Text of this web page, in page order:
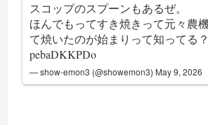
スコップのスプーンもあるぜ。
ほんでもってすき焼きって元々農
て焼いたのが始まりって知ってる
pebaDKKPDo
— show-emon3 (@showemon3) May 9, 2026